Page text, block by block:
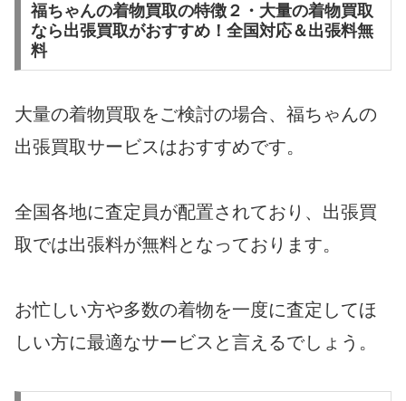
福ちゃんの着物買取の特徴２・大量の着物買取
なら出張買取がおすすめ！全国対応＆出張料無
料
大量の着物買取をご検討の場合、福ちゃんの
出張買取サービスはおすすめです。
全国各地に査定員が配置されており、出張買
取では出張料が無料となっております。
お忙しい方や多数の着物を一度に査定してほ
しい方に最適なサービスと言えるでしょう。